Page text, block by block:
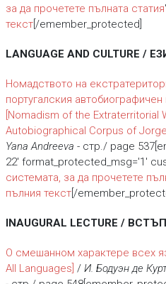
за да прочетете пълната статия']
текст[/emember_protected]
LANGUAGE AND CULTURE /
Номадството на
португалския
[Nomadism of the Extraterritorial
Autobiographical Corpus of
Yana Andreeva - стр./ page
22' format_protected_msg='1'
системата, за да прочетете
пълния текст[/
INAUGURAL LECTURE /
О смешанном характере всех
All Languages] / И. Бодуэн де